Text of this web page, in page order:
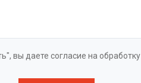
вы даете согласие на обработку